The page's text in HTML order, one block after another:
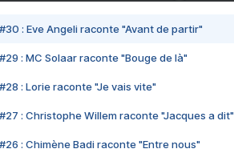
#30 : Eve Angeli raconte "Avant de partir"
#29 : MC Solaar raconte "Bouge de là"
#28 : Lorie raconte "Je vais vite"
#27 : Christophe Willem raconte "Jacques a dit"
#26 : Chimène Badi raconte "Entre nous"